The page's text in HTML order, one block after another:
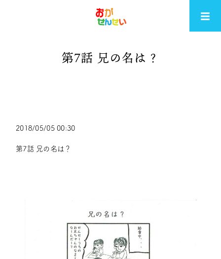
第7話 兄の名は？
2018/05/05 00:30
第7話 兄の名は？